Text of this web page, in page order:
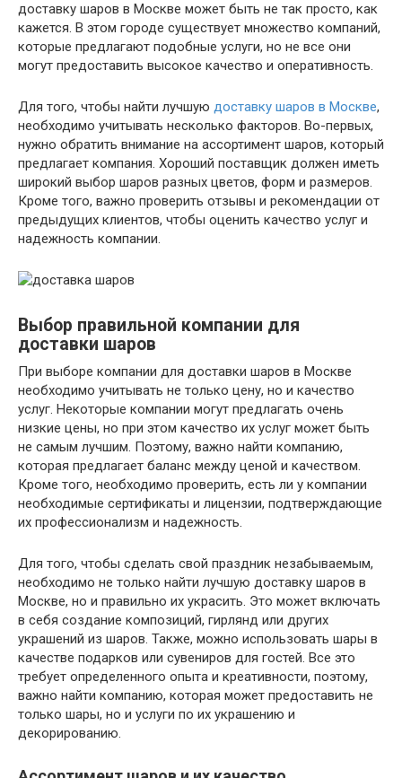
доставку шаров в Москве может быть не так просто, как
кажется. В этом городе существует множество компаний,
которые предлагают подобные услуги, но не все они
могут предоставить высокое качество и оперативность.
Для того, чтобы найти лучшую доставку шаров в Москве,
необходимо учитывать несколько факторов. Во-первых,
нужно обратить внимание на ассортимент шаров, который
предлагает компания. Хороший поставщик должен иметь
широкий выбор шаров разных цветов, форм и размеров.
Кроме того, важно проверить отзывы и рекомендации от
предыдущих клиентов, чтобы оценить качество услуг и
надежность компании.
Выбор правильной компании для
доставки шаров
При выборе компании для доставки шаров в Москве
необходимо учитывать не только цену, но и качество
услуг. Некоторые компании могут предлагать очень
низкие цены, но при этом качество их услуг может быть
не самым лучшим. Поэтому, важно найти компанию,
которая предлагает баланс между ценой и качеством.
Кроме того, необходимо проверить, есть ли у компании
необходимые сертификаты и лицензии, подтверждающие
их профессионализм и надежность.
Для того, чтобы сделать свой праздник незабываемым,
необходимо не только найти лучшую доставку шаров в
Москве, но и правильно их украсить. Это может включать
в себя создание композиций, гирлянд или других
украшений из шаров. Также, можно использовать шары в
качестве подарков или сувениров для гостей. Все это
требует определенного опыта и креативности, поэтому,
важно найти компанию, которая может предоставить не
только шары, но и услуги по их украшению и
декорированию.